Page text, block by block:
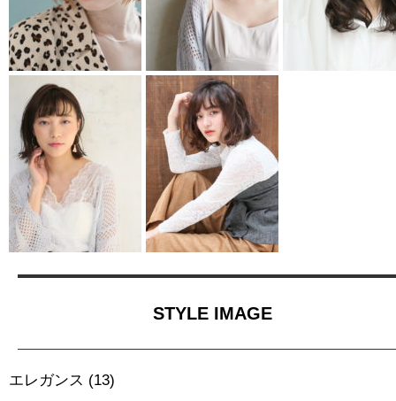
STYLE IMAGE
エレガンス (13)